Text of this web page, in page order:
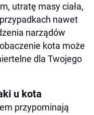
utratę masy ciała,
nawet
narządów
kota może
dla Twojego
u kota
przypominają